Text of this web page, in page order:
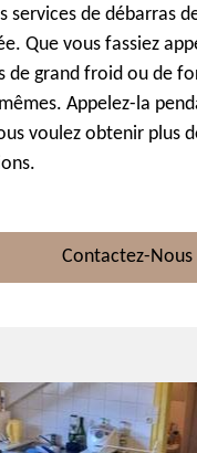
services de débarras
Que vous fassiez
de grand froid ou de
Appelez-la
voulez obtenir plus
Contactez-Nous